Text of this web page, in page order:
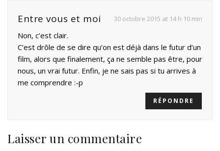
Entre vous et moi 30 octobre 2015 at 14 h 10 min
Non, c’est clair.
C’est drôle de se dire qu’on est déjà dans le futur d’un
film, alors que finalement, ça ne semble pas être, pour
nous, un vrai futur. Enfin, je ne sais pas si tu arrives à
me comprendre :-p
RÉPONDRE
Laisser un commentaire